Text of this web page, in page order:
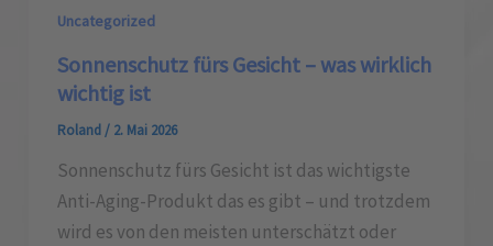
Uncategorized
Sonnenschutz fürs Gesicht – was wirklich
wichtig ist
Roland / 2. Mai 2026
Sonnenschutz fürs Gesicht ist das wichtigste
Anti-Aging-Produkt das es gibt – und trotzdem
wird es von den meisten unterschätzt oder